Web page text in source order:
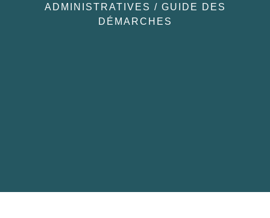
ADMINISTRATIVES / GUIDE DES
DÉMARCHES